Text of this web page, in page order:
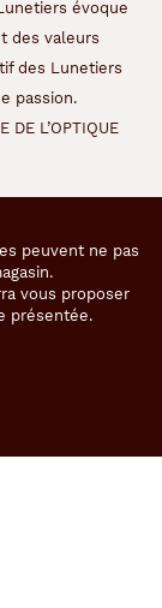
évoque
des valeurs
des Lunetiers
passion.
DE L’OPTIQUE
peuvent ne pas
vous proposer
présentée.